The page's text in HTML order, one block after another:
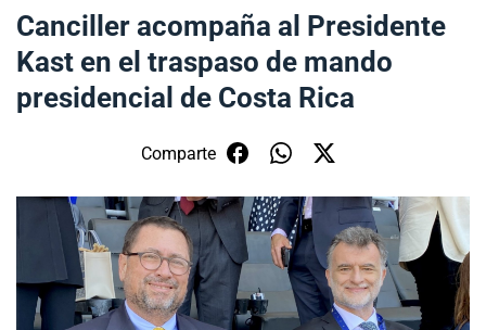
Ministerio
Política Exterior
Embajadas y consulados
Servicios ciudadanos
Subsecretaría de Relaciones Económicas
Internacionales
Canciller acompaña al Presidente
Kast en el traspaso de mando
presidencial de Costa Rica
Comparte